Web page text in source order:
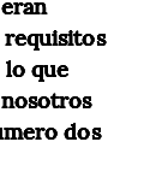
requisitos
que
dos